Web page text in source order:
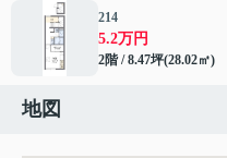
214
5.2万円
2階 / 8.47坪(28.02㎡)
地図